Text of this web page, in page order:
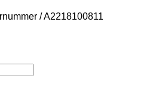
/A2218100811